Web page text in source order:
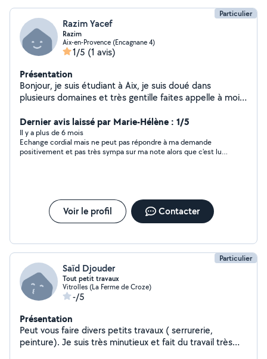
Particulier
Razim Yacef
Razim
Aix-en-Provence (Encagnane 4)
1/5 (1 avis)
Présentation
Bonjour, je suis étudiant à Aix, je suis doué dans
plusieurs domaines et très gentille faites appelle à moi
Dernier avis laissé par Marie-Hélène : 1/5
Il y a plus de 6 mois
Echange cordial mais ne peut pas répondre à ma demande
positivement et pas très sympa sur ma note alors que c'est lui
Voir le profil Contacter
Particulier
Saïd Djouder
Tout petit travaux
Vitrolles (La Ferme de Croze)
-/5
Présentation
Peut vous faire divers petits travaux ( serrurerie,
peinture). Je suis très minutieux et fait du travail très